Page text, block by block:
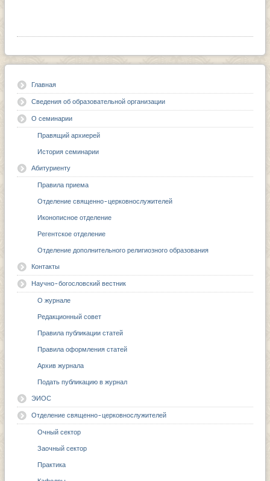
Главная
Сведения об образовательной организации
О семинарии
Правящий архиерей
История семинарии
Абитуриенту
Правила приема
Отделение священно-церковнослужителей
Иконописное отделение
Регентское отделение
Отделение дополнительного религиозного образования
Контакты
Научно-богословский вестник
О журнале
Редакционный совет
Правила публикации статей
Правила оформления статей
Архив журнала
Подать публикацию в журнал
ЭИОС
Отделение священно-церковнослужителей
Очный сектор
Заочный сектор
Практика